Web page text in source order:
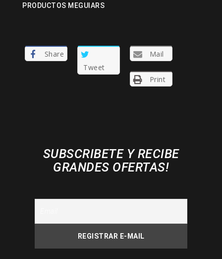
PRODUCTOS MEGUIARS
Share
Tweet
Mail
Print
SUBSCRIBETE Y RECIBE
GRANDES OFERTAS!